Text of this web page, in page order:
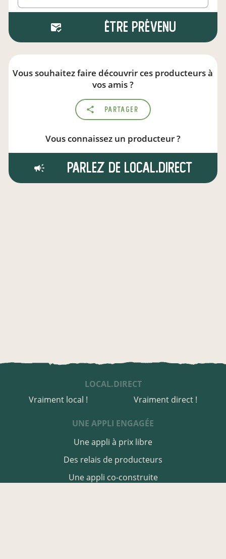
Être prévenu
Vous souhaitez faire découvrir ces producteurs à
vos amis ?
Partager
Vous connaissez un producteur ?
Parlez de local.direct
LOCAL.DIRECT
Vraiment local !
Vraiment direct !
UNE APPLI ENGAGÉE
Une appli à prix libre
Des relais de producteurs
Une appli co-construite